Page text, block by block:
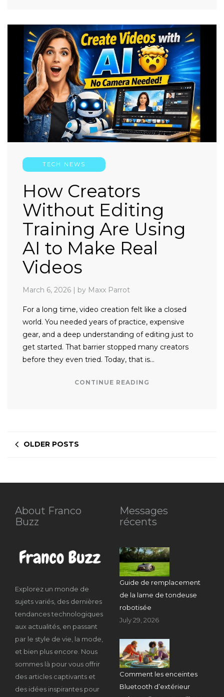
TECH NEWS
How Creators
Without Editing
Training Are Using
AI to Make Real
Videos
March 6, 2026 | by Maxx Parrot
For a long time, video creation felt like a closed
world. You needed years of practice, expensive
gear, and a deep understanding of editing just to
get started. That barrier stopped many creators
before they even tried. Today, that is…
CONTINUE READING
OLDER POSTS
About Franco
Buzz
Explorez un monde de
sujets variés, des dernières
tendances technologiques
aux actualités, en passant
par le style de vie, la mode,
et bien plus encore. Nous
sommes là pour vous offrir
des articles captivants et
des idées inspirantes pour
Messages
récents
Guide de remplacement
de la lame de tondeuse
robotisée
July 29, 2026
Comment les enceintes
Bluetooth d’extérieur